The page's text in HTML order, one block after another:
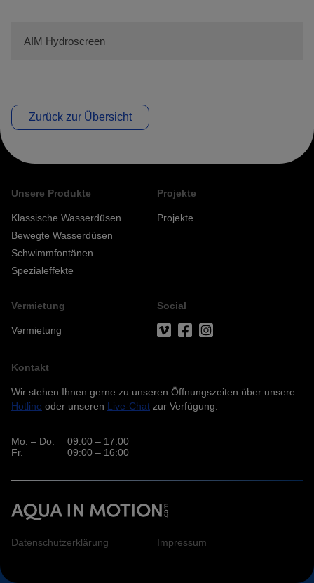
AIM Hydroscreen
Zurück zur Übersicht
Unsere Produkte
Klassische Wasserdüsen
Bewegte Wasserdüsen
Schwimmfontänen
Spezialeffekte
Projekte
Projekte
Vermietung
Vermietung
Social
Kontakt
Wir stehen Ihnen gerne zu unseren Öffnungszeiten über unsere
Hotline oder unseren Live-Chat zur Verfügung.
Mo. – Do.
09:00 – 17:00
Fr.
09:00 – 16:00
Datenschutzerklärung Impressum